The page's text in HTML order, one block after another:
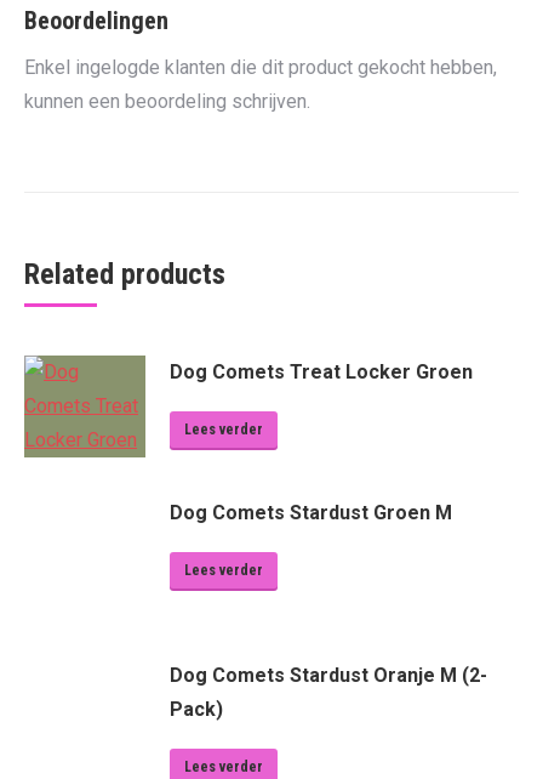
Beoordelingen
Enkel ingelogde klanten die dit product gekocht hebben,
kunnen een beoordeling schrijven.
Related products
Dog Comets Treat Locker Groen
Lees verder
Dog Comets Stardust Groen M
Lees verder
Dog Comets Stardust Oranje M (2-
Pack)
Lees verder